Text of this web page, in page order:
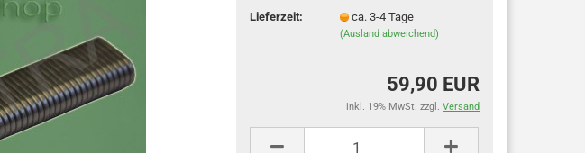
Lieferzeit:
ca. 3-4 Tage
(Ausland abweichend)
59,90 EUR
inkl. 19% MwSt. zzgl. Versand